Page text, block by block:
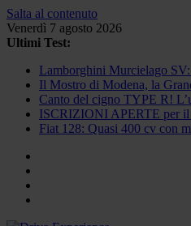
Salta al contenuto
Venerdì 7 agosto 2026
Ultimi Test:
Lamborghini Murcielago
Il Mostro di Modena, la
Canto del cigno TYPE R!
ISCRIZIONI APERTE per il
Fiat 128: Quasi 400 cv con